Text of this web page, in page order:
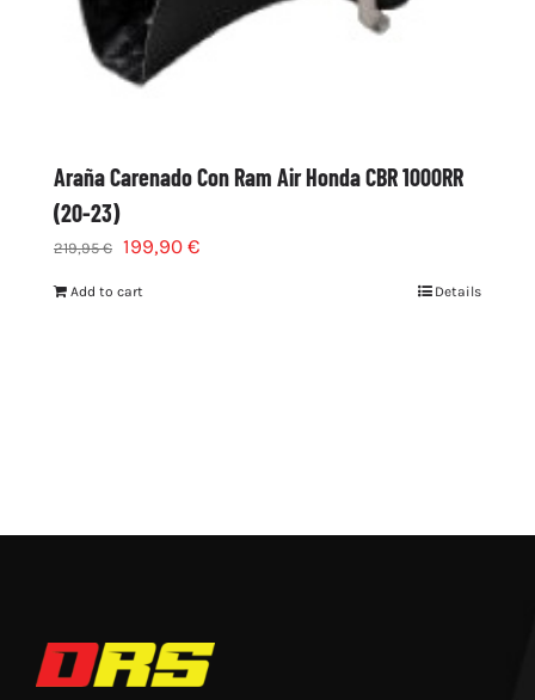
Araña Carenado Con Ram Air Honda CBR 1000RR
(20-23)
219,95€ 199,90 €
Add to cart Details